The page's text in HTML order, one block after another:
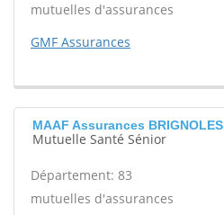
mutuelles d'assurances
GMF Assurances
MAAF Assurances BRIGNOLES
Mutuelle Santé Sénior
Département: 83
mutuelles d'assurances